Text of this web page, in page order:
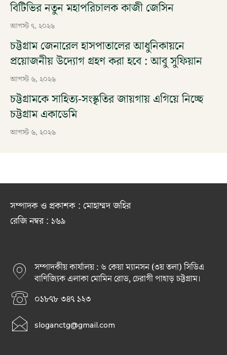
বিটিভির নতুন মহাপরিচালক কাজী জেসিন
আগস্ট ৭, ২০২৬
চট্টগ্রাম জেনারেল হাসপাতালের আধুনিকায়নে
প্রয়োজনীয় উদ্যোগ গ্রহণ করা হবে : আবু সুফিয়ান
আগস্ট ৬, ২০২৬
চট্টগ্রামকে সাহিত্য-সংস্কৃতির জায়গায় এগিয়ে নিচ্ছে
চট্টগ্রাম একাডেমি
আগস্ট ৬, ২০২৬
সম্পাদক ও প্রকাশক : মোহাম্মদ জহির
রেজি নম্বর : ১৬৯
সম্পাদকীয় কার্যালয় : ৬ কেয়া ম্যানসন (৩য় তলা) সিডিএ
বাণিজ্যিক এলাকা মোমিন রোড, চেরাগী পাহাড় চট্টগ্রাম।
০১৮৭৮ ৩৪৭ ১২৩
sloganctg@gmail.com